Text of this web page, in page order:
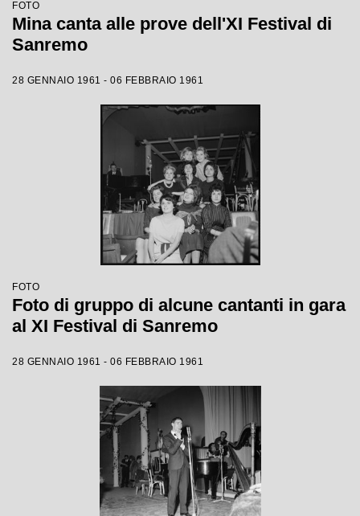
FOTO
Mina canta alle prove dell'XI Festival di
Sanremo
28 GENNAIO 1961 - 06 FEBBRAIO 1961
FOTO
Foto di gruppo di alcune cantanti in gara
al XI Festival di Sanremo
28 GENNAIO 1961 - 06 FEBBRAIO 1961